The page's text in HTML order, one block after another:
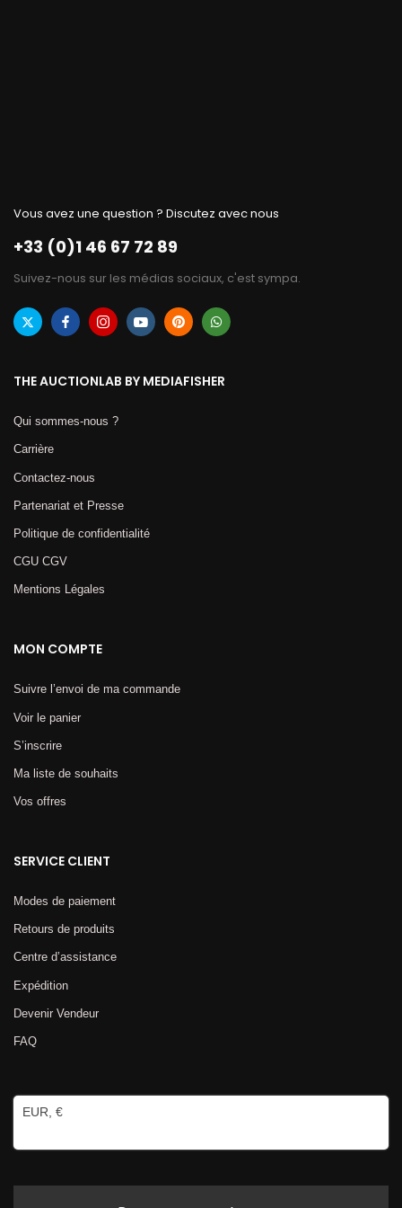
Vous avez une question ? Discutez avec nous
+33 (0)1 46 67 72 89
Suivez-nous sur les médias sociaux, c'est sympa.
THE AUCTIONLAB BY MEDIAFISHER
Qui sommes-nous ?
Carrière
Contactez-nous
Partenariat et Presse
Politique de confidentialité
CGU CGV
Mentions Légales​
MON COMPTE
Suivre l’envoi de ma commande
Voir le panier
S’inscrire
Ma liste de souhaits
Vos offres
SERVICE CLIENT
Modes de paiement
Retours de produits
Centre d’assistance
Expédition
Devenir Vendeur
FAQ
EUR, €